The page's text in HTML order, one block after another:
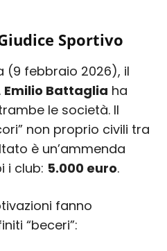
Sportivo
(9 febbraio 2026), il
Emilio Battaglia ha
le società. Il
non proprio civili tra
è un’ammenda
i club: 5.000 euro.
fanno
“beceri”: